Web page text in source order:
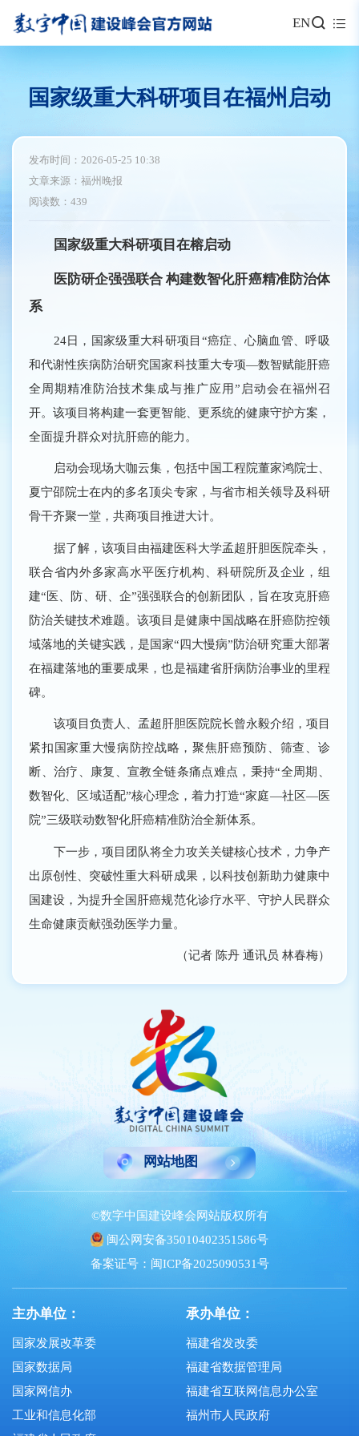
EN
国家级重大科研项目在福州启动
发布时间：2026-05-25 10:38
文章来源：福州晚报
阅读数：439
国家级重大科研项目在榕启动
医防研企强强联合 构建数智化肝癌精准防治体
系
24日，国家级重大科研项目“癌症、心脑血管、呼吸
和代谢性疾病防治研究国家科技重大专项―数智赋能肝癌
全周期精准防治技术集成与推广应用”启动会在福州召
开。该项目将构建一套更智能、更系统的健康守护方案，
全面提升群众对抗肝癌的能力。
启动会现场大咖云集，包括中国工程院董家鸿院士、
夏宁邵院士在内的多名顶尖专家，与省市相关领导及科研
骨干齐聚一堂，共商项目推进大计。
据了解，该项目由福建医科大学孟超肝胆医院牵头，
联合省内外多家高水平医疗机构、科研院所及企业，组
建“医、防、研、企”强强联合的创新团队，旨在攻克肝癌
防治关键技术难题。该项目是健康中国战略在肝癌防控领
域落地的关键实践，是国家“四大慢病”防治研究重大部署
在福建落地的重要成果，也是福建省肝病防治事业的里程
碑。
该项目负责人、孟超肝胆医院院长曾永毅介绍，项目
紧扣国家重大慢病防控战略，聚焦肝癌预防、筛查、诊
断、治疗、康复、宣教全链条痛点难点，秉持“全周期、
数智化、区域适配”核心理念，着力打造“家庭―社区―医
院”三级联动数智化肝癌精准防治全新体系。
下一步，项目团队将全力攻关关键核心技术，力争产
出原创性、突破性重大科研成果，以科技创新助力健康中
国建设，为提升全国肝癌规范化诊疗水平、守护人民群众
生命健康贡献强劲医学力量。
（记者 陈丹 通讯员 林春梅）
网站地图
©数字中国建设峰会网站版权所有
闽公网安备35010402351586号
备案证号：闽ICP备2025090531号
主办单位：
国家发展改革委
国家数据局
国家网信办
工业和信息化部
承办单位：
福建省发改委
福建省数据管理局
福建省互联网信息办公室
福州市人民政府